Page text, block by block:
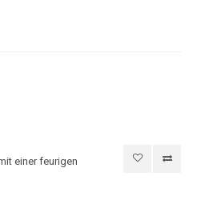
einer feurigen